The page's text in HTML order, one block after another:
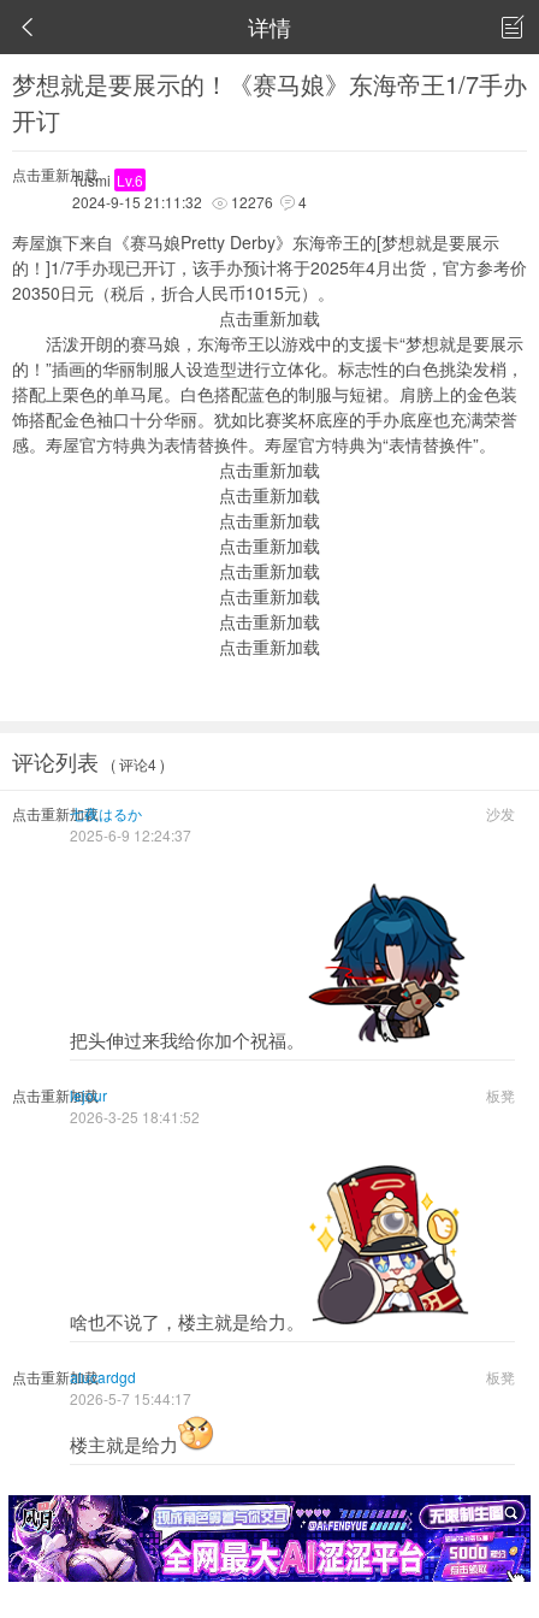
 详情 
梦想就是要展示的！《赛马娘》东海帝王1/7手办
开订
点击重新加载
Tusmi Lv.6
2024-9-15 21:11:32
 12276  4
寿屋旗下来自《赛马娘Pretty Derby》东海帝王的[梦想就是要展示
的！]1/7手办现已开订，该手办预计将于2025年4月出货，官方参考价
20350日元（税后，折合人民币1015元）。
点击重新加载
活泼开朗的赛马娘，东海帝王以游戏中的支援卡“梦想就是要展示
的！”插画的华丽制服人设造型进行立体化。标志性的白色挑染发梢，
搭配上栗色的单马尾。白色搭配蓝色的制服与短裙。肩膀上的金色装
饰搭配金色袖口十分华丽。犹如比赛奖杯底座的手办底座也充满荣誉
感。寿屋官方特典为表情替换件。寿屋官方特典为“表情替换件”。
点击重新加载
点击重新加载
点击重新加载
点击重新加载
点击重新加载
点击重新加载
点击重新加载
点击重新加载
评论列表 ( 评论4 )
点击重新加载 沙发
七夜はるか
2025-6-9 12:24:37
把头伸过来我给你加个祝福。
点击重新加载 板凳
lejour
2026-3-25 18:41:52
啥也不说了，楼主就是给力。
点击重新加载 板凳
alucardgd
2026-5-7 15:44:17
楼主就是给力